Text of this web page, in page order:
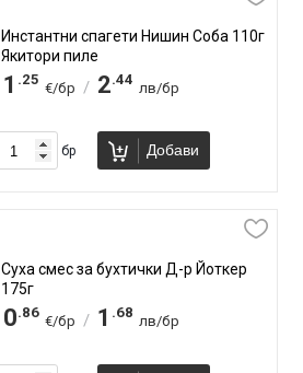
Инстантни спагети Нишин Соба 110г
Якитори пиле
1 .25
€/бр / 2.44
лв/бр
бр Добави
Суха смес за бухтички Д-р Йоткер
175г
0.86
€/бр / 1 .68
лв/бр